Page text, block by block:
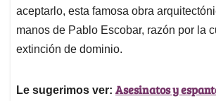
aceptarlo, esta famosa obra
manos de Pablo Escobar, razón por la
extinción de dominio.
Le sugerimos ver: Asesinatos y